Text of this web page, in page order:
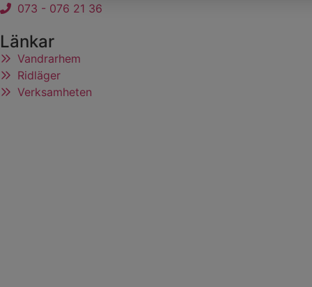
073 - 076 21 36
Länkar
Vandrarhem
Ridläger
Verksamheten